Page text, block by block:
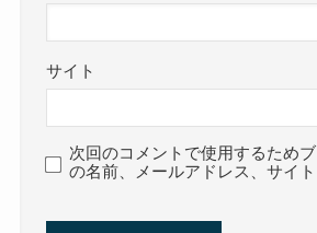
サイト
次回のコメントで使用するため
の名前、メールアドレス、サイト